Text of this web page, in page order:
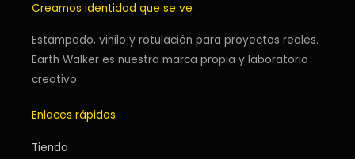
a
a
b
k
-
f
e
n
-
i
s
p
Creamos identidad que se ve
Estampado, vinilo y rotulación para proyectos reales.
Earth Walker es nuestra marca propia y laboratorio
creativo.
Enlaces rápidos
Tienda